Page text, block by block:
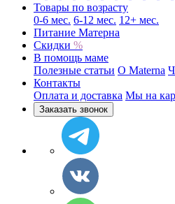
Товары по возрасту
0-6 мес. 6-12 мес. 12+ мес.
Питание Матерна
Скидки %
В помощь маме
Полезные статьи O Materna
Контакты
Оплата и доставка Мы на
Заказать звонок